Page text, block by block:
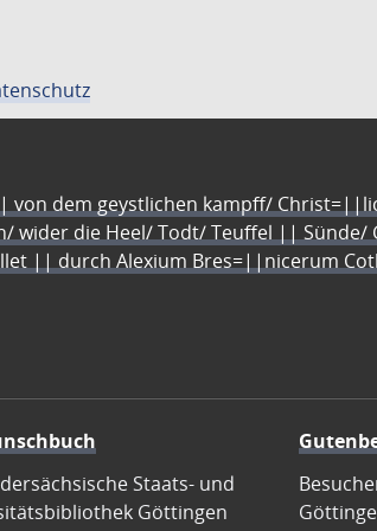
von dem geystlichen kampff/
wider die Heel/ Todt/ Teuffel ||
|| durch Alexium Bres=||nicerum
Staats- und
Göttingen